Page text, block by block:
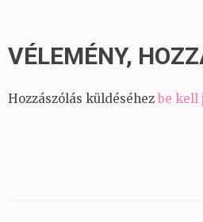
VÉLEMÉNY,
Hozzászólás küldéséhez be kell